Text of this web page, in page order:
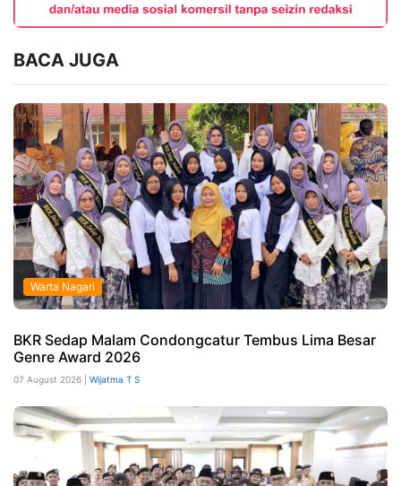
BACA JUGA
Warta Nagari
BKR Sedap Malam Condongcatur Tembus Lima Besar
Genre Award 2026
07 August 2026 | Wijatma T S